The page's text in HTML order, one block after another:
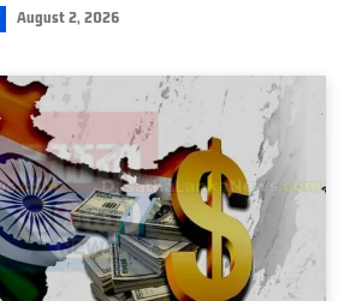
August 2, 2026